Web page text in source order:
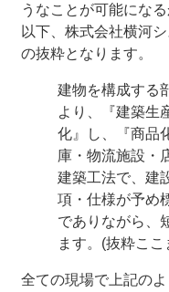
うなことが可能になる
以下、株式会社横河
の抜粋となります。
建物を構成する
より、『建築生
化』し、『商品
庫・物流施設・
建築工法で、建
項・仕様が予め
でありながら、
ます。 (抜粋ここ
全ての現場で上記の